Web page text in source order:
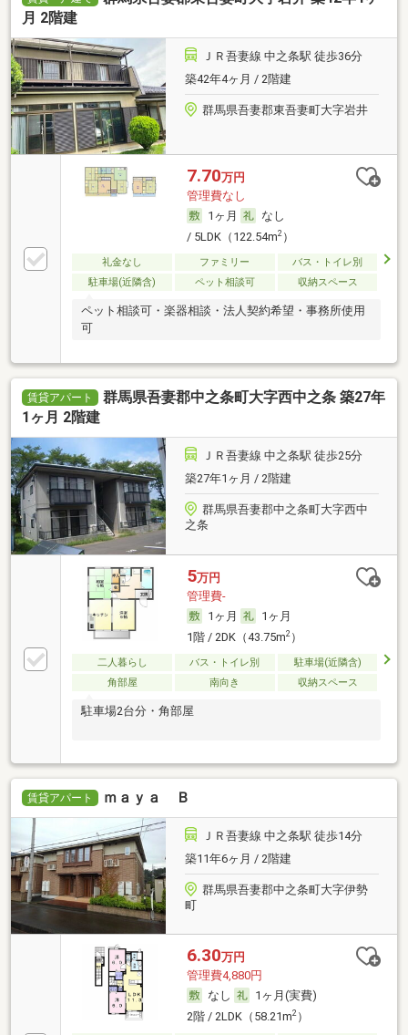
月 2階建
ＪＲ吾妻線 中之条駅 徒歩36分
築42年4ヶ月 / 2階建
群馬県吾妻郡東吾妻町大字岩井
7.70万円
管理費なし
1ヶ月
なし
/ 5LDK（122.54m2）
礼金なし ファミリー
バス・トイレ別
駐車場(近隣含)
ペット相談可 収納スペース
ペット相談可・楽器相談・法人契約希望・事務所使用
可
賃貸アパート
群馬県吾妻郡中之条町大字西中之条 築27年
1ヶ月 2階建
ＪＲ吾妻線 中之条駅 徒歩25分
築27年1ヶ月 / 2階建
群馬県吾妻郡中之条町大字西中
之条
5万円
管理費-
1ヶ月
1ヶ月
1階 / 2DK（43.75m2）
二人暮らし バス・トイレ別
駐車場(近隣含)
角部屋
南向き 収納スペース
駐車場2台分・角部屋
賃貸アパート ｍａｙａ Ｂ
ＪＲ吾妻線 中之条駅 徒歩14分
築11年6ヶ月 / 2階建
群馬県吾妻郡中之条町大字伊勢
町
6.30万円
管理費4,880円
なし
1ヶ月(実費)
2階 / 2LDK（58.21m2）